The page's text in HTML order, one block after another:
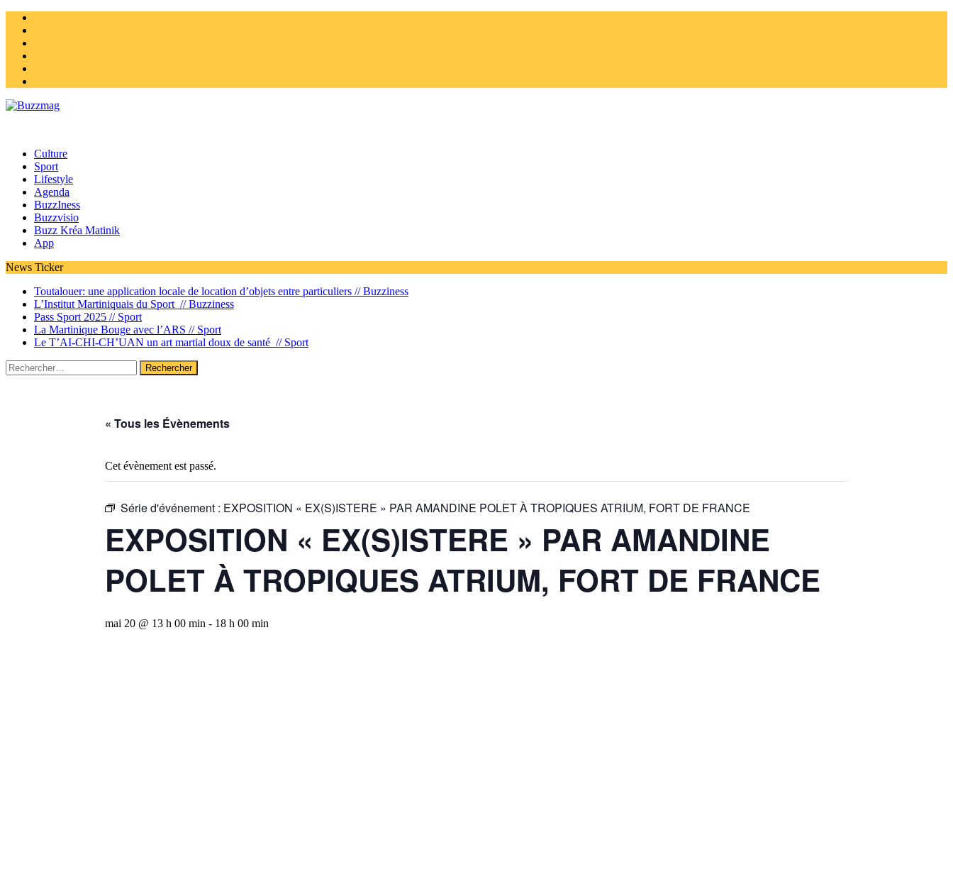
Culture
Sport
Lifestyle
Agenda
BuzzIness
Buzzvisio
Buzz Kréa Matinik
App
News Ticker
Toutalouer: une application locale de location d’objets entre particuliers //Buzziness
L’Institut Martiniquais du Sport //Buzziness
Pass Sport 2025 // Sport
La Martinique Bouge avec l’ARS // Sport
Le T’AI-CHI-CH’UAN un art martial doux de santé // Sport
Rechercher :
« Tous les Évènements
Cet évènement est passé.
Série d'événement : EXPOSITION « EX(S)ISTERE » PAR AMANDINE POLET À TROPIQUES ATRIUM, FORT DE FRANCE
EXPOSITION « EX(S)ISTERE » PAR AMANDINE
POLET À TROPIQUES ATRIUM, FORT DE FRANCE
mai 20 @ 13 h 00 min - 18 h 00 min